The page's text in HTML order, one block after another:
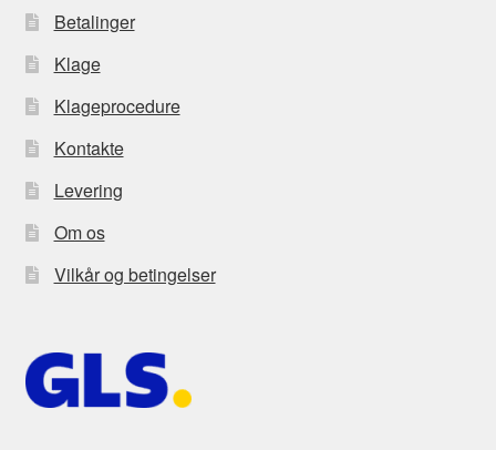
Betalinger
Klage
Klageprocedure
Kontakte
Levering
Om os
Vilkår og betingelser